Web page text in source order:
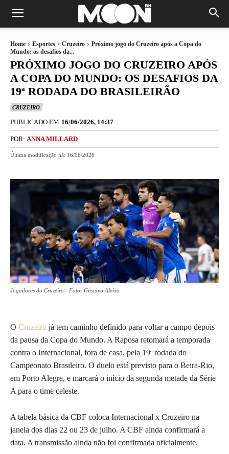
Home Esportes Cruzeiro
Próximo jogo do Cruzeiro após a Copa do
Mundo: os desafios da...
PRÓXIMO JOGO DO CRUZEIRO APÓS
A COPA DO MUNDO: OS DESAFIOS DA
19ª RODADA DO BRASILEIRÃO
CRUZEIRO
PUBLICADO EM 16/06/2026, 14:37
POR: ANNA MILLARD
Última modificação há: 16/06/2026
Jogadores do Cruzeiro - Foto: Gustavo Aleixo
O Cruzeiro já tem caminho definido para voltar a campo depois
da pausa da Copa do Mundo. A Raposa retomará a temporada
contra o Internacional, fora de casa, pela 19ª rodada do
Campeonato Brasileiro. O duelo está previsto para o Beira-Rio,
em Porto Alegre, e marcará o início da segunda metade da Série
A para o time celeste.
A tabela básica da CBF coloca Internacional x Cruzeiro na
janela dos dias 22 ou 23 de julho. A CBF ainda confirmará a
data. A transmissão ainda não foi confirmada oficialmente.